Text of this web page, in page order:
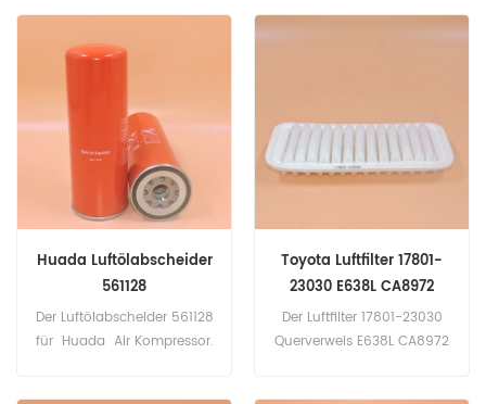
Planierraupen, Lader.
Huada Luftölabscheider
561128
Der Luftölabscheider 561128
für Huada Air Kompressor.
Toyota Luftfilter 17801-
23030 E638L CA8972
C2610 PA7620
Der Luftfilter 17801-23030
Querverweis E638L CA8972